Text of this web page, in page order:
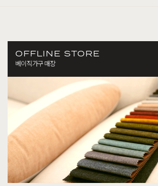
OFFLINE STORE
베이직가구 매장